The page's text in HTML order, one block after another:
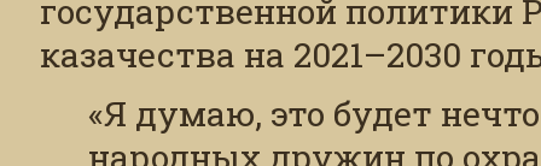
государственной политики
казачества на 2021–2030
«Я думаю, это будет
народных дружин по